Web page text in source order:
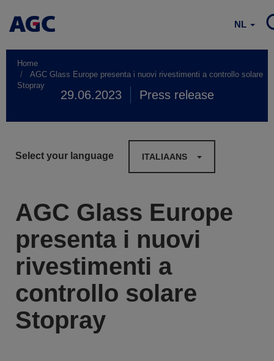
NL
Home
AGC Glass Europe presenta i nuovi rivestimenti a controllo solare
Stopray
29.06.2023 Press release
Select your language ITALIAANS
AGC Glass Europe
presenta i nuovi
rivestimenti a
controllo solare
Stopray